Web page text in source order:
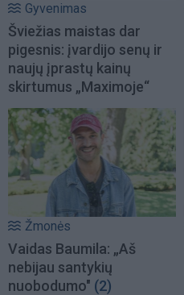
Gyvenimas
Šviežias maistas dar
pigesnis: įvardijo senų ir
naujų įprastų kainų
skirtumus „Maximoje“
Žmonės
Vaidas Baumila: „Aš
nebijau santykių
nuobodumo" (2)